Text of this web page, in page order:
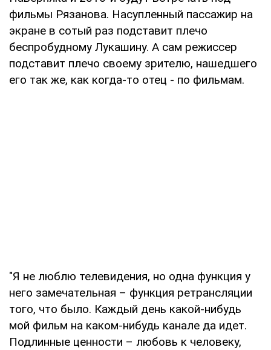
фильмы Рязанова. Насупленный пассажир на
экране в сотый раз подставит плечо
беспробудному Лукашину. А сам режиссер
подставит плечо своему зрителю, нашедшего
его так же, как когда-то отец - по фильмам.
"Я не люблю телевидения, но одна функция у
него замечательная – функция ретрансляции
того, что было. Каждый день какой-нибудь
мой фильм на каком-нибудь канале да идет.
Подлинные ценности – любовь к человеку,